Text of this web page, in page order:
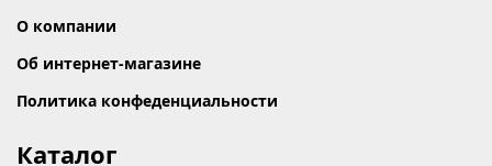
О компании
Об интернет-магазине
Политика конфеденциальности
Каталог